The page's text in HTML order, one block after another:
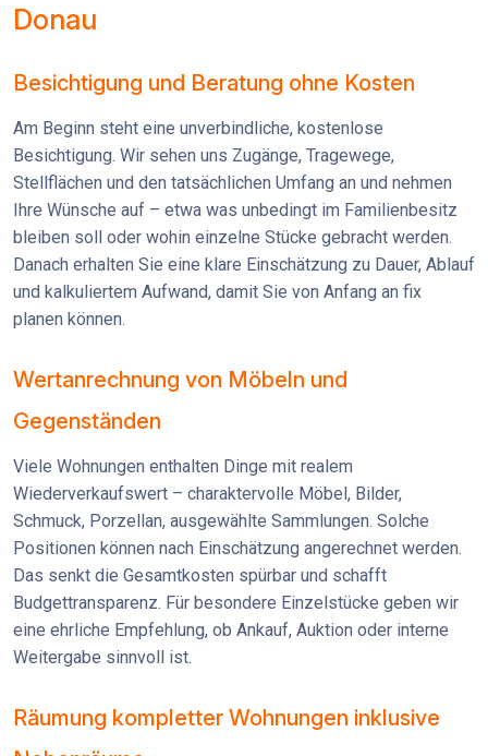
Donau
Besichtigung und Beratung ohne Kosten
Am Beginn steht eine unverbindliche, kostenlose
Besichtigung. Wir sehen uns Zugänge, Tragewege,
Stellflächen und den tatsächlichen Umfang an und nehmen
Ihre Wünsche auf – etwa was unbedingt im Familienbesitz
bleiben soll oder wohin einzelne Stücke gebracht werden.
Danach erhalten Sie eine klare Einschätzung zu Dauer, Ablauf
und kalkuliertem Aufwand, damit Sie von Anfang an fix
planen können.
Wertanrechnung von Möbeln und
Gegenständen
Viele Wohnungen enthalten Dinge mit realem
Wiederverkaufswert – charaktervolle Möbel, Bilder,
Schmuck, Porzellan, ausgewählte Sammlungen. Solche
Positionen können nach Einschätzung angerechnet werden.
Das senkt die Gesamtkosten spürbar und schafft
Budgettransparenz. Für besondere Einzelstücke geben wir
eine ehrliche Empfehlung, ob Ankauf, Auktion oder interne
Weitergabe sinnvoll ist.
Räumung kompletter Wohnungen inklusive